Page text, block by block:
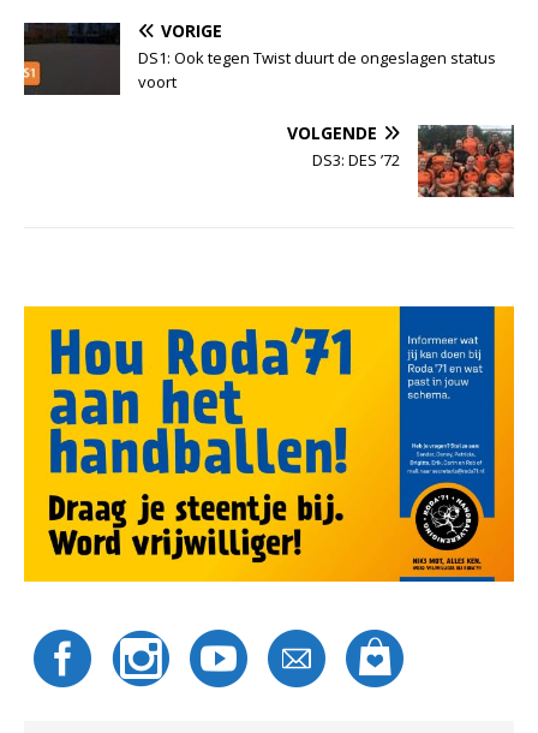
VORIGE
DS1: Ook tegen Twist duurt de ongeslagen status
voort
VOLGENDE
DS3: DES ’72